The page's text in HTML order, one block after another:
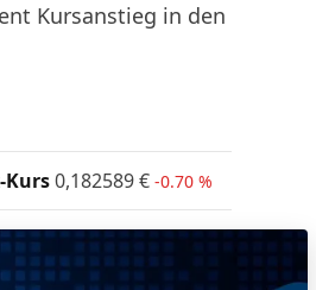
Kursanstieg in den
Kurs0,182589€ -0.70 %